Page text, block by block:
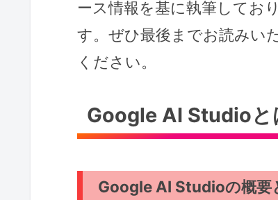
ース情報を基に執筆してお
す。ぜひ最後までお読みい
ください。
Google AI Studioと
Google AI Studioの概要